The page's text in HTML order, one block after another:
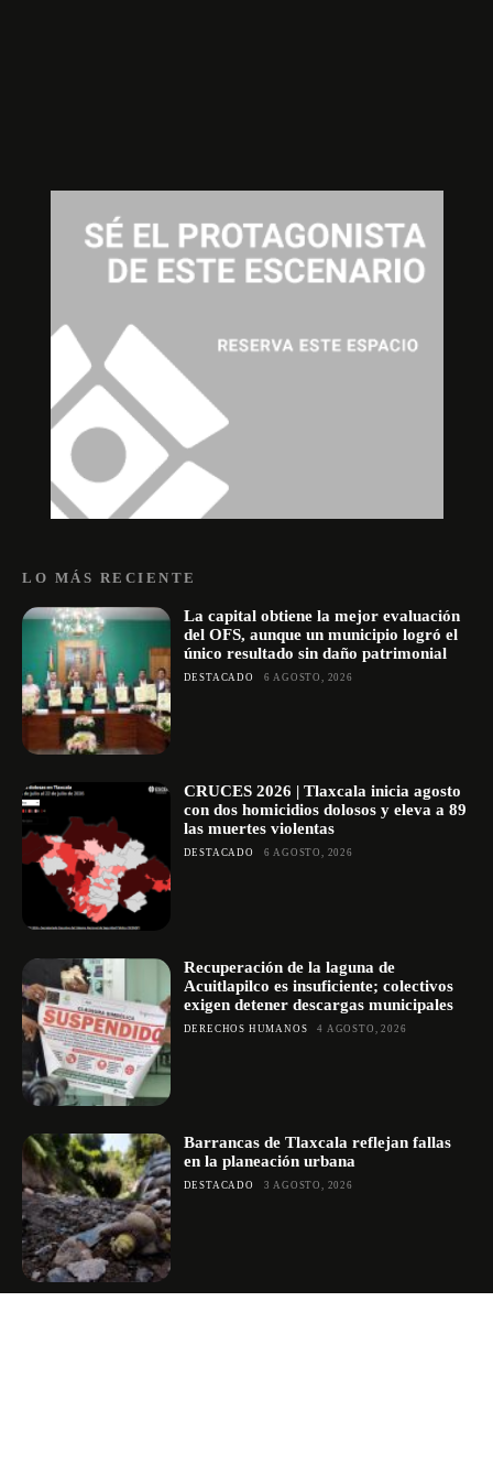
LO MÁS RECIENTE
La capital obtiene la mejor evaluación
del OFS, aunque un municipio logró el
único resultado sin daño patrimonial
DESTACADO 6 AGOSTO, 2026
CRUCES 2026 | Tlaxcala inicia agosto
con dos homicidios dolosos y eleva a 89
las muertes violentas
DESTACADO 6 AGOSTO, 2026
Recuperación de la laguna de
Acuitlapilco es insuficiente; colectivos
exigen detener descargas municipales
DERECHOS HUMANOS 4 AGOSTO, 2026
Barrancas de Tlaxcala reflejan fallas
en la planeación urbana
DESTACADO 3 AGOSTO, 2026